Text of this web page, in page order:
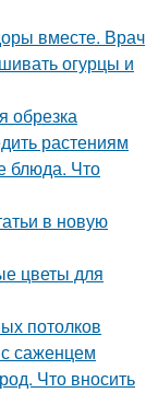
вместе. Врач
огурцы и
обрезка
растениям
блюда. Что
в новую
цветы для
потолков
саженцем
Что вносить